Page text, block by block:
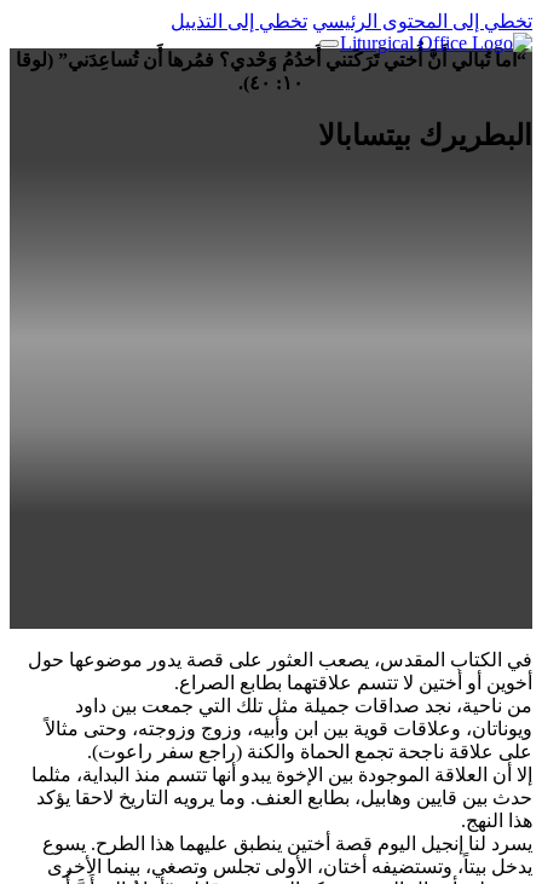
تخطي إلى المحتوى الرئيسي تخطي إلى التذييل
“أما تُبالي أَنَّ أُختي تَرَكَتني أَخدُمُ وَحْدي؟ فمُرها أَن تُساعِدَني” (لوقا
١٠: ٤٠).
البطريرك بيتسابالا
في الكتاب المقدس، يصعب العثور على قصة يدور موضوعها حول
أخوين أو أختين لا تتسم علاقتهما بطابع الصراع.
من ناحية، نجد صداقات جميلة مثل تلك التي جمعت بين داود
ويوناتان، وعلاقات قوية بين ابن وأبيه، وزوج وزوجته، وحتى مثالاً
على علاقة ناجحة تجمع الحماة والكنة (راجع سفر راعوت).
إلا أن العلاقة الموجودة بين الإخوة يبدو أنها تتسم منذ البداية، مثلما
حدث بين قايين وهابيل، بطابع العنف. وما يرويه التاريخ لاحقا يؤكد
هذا النهج.
يسرد لنا إنجيل اليوم قصة أختين ينطبق عليهما هذا الطرح. يسوع
يدخل بيتاً، وتستضيفه أختان، الأولى تجلس وتصغي، بينما الأخرى